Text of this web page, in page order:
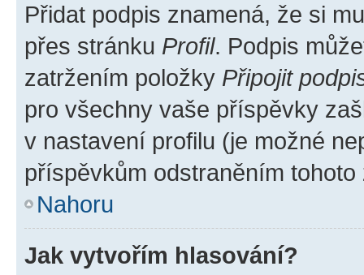
Přidat podpis znamená, že si
přes stránku Profil. Podpis
zatržením položky Připojit
pro všechny vaše příspěvky
v nastavení profilu (je možné
příspěvkům odstraněním
Nahoru
Jak vytvořím hlasování?